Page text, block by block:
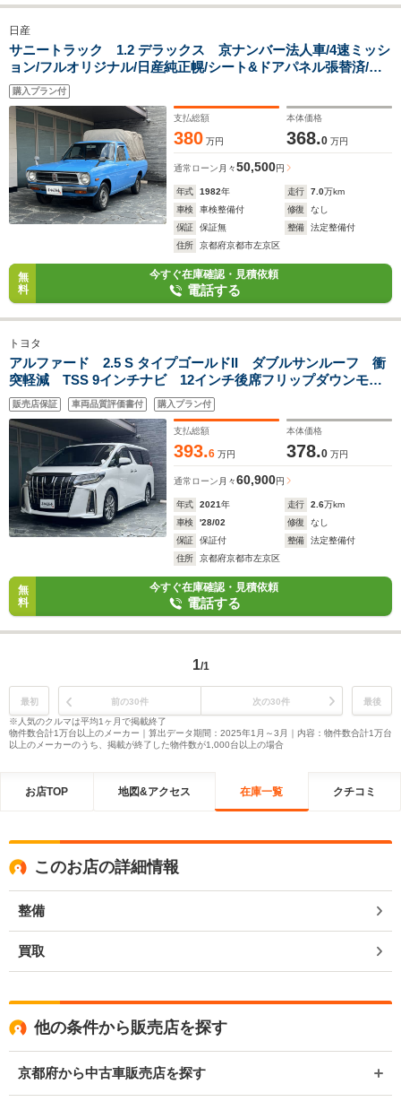
日産
サニートラック 1.2 デラックス 京ナンバー法人車/4速ミッシ
ョン/フルオリジナル/日産純正幌/シート&ドアパネル張替済/キ
ャブレター/フェンダーミラー/三角窓/純正ラジオ
購入プラン付
支払総額
380 万円
本体価格
368.0 万円
通常ローン 月々50,500円
年式 1982年 走行 7.0万km
車検
車検整備付 修復
なし
保証
保証無 整備
法定整備付
住所
京都府京都市左京区
無
料
今すぐ在庫確認・見積依頼
電話する
トヨタ
アルファード 2.5 S タイプゴールドII ダブルサンルーフ 衝
突軽減 TSS 9インチナビ 12インチ後席フリップダウンモニ
ター 両側電動スライド 電動リヤゲート 3眼LEDヘッド シ
ーケンシャルウインカー ETC2.0 AC100V 18インチアルミ
販売店保証 車両品質評価書付 購入プラン付
支払総額
393.6 万円
本体価格
378.0 万円
通常ローン 月々60,900円
年式 2021年 走行 2.6万km
車検
'28/02 修復
なし
保証
保証付 整備
法定整備付
住所
京都府京都市左京区
無
料
今すぐ在庫確認・見積依頼
電話する
1/1
最初 前の30件 次の30件
最後
※人気のクルマは平均1ヶ月で掲載終了
物件数合計1万台以上のメーカー｜算出データ期間：2025年1月～3月｜内容：物件数合計1万台
以上のメーカーのうち、掲載が終了した物件数が1,000台以上の場合
お店TOP 地図&アクセス 在庫一覧 クチコミ
このお店の詳細情報
整備
買取
他の条件から販売店を探す
京都府から中古車販売店を探す